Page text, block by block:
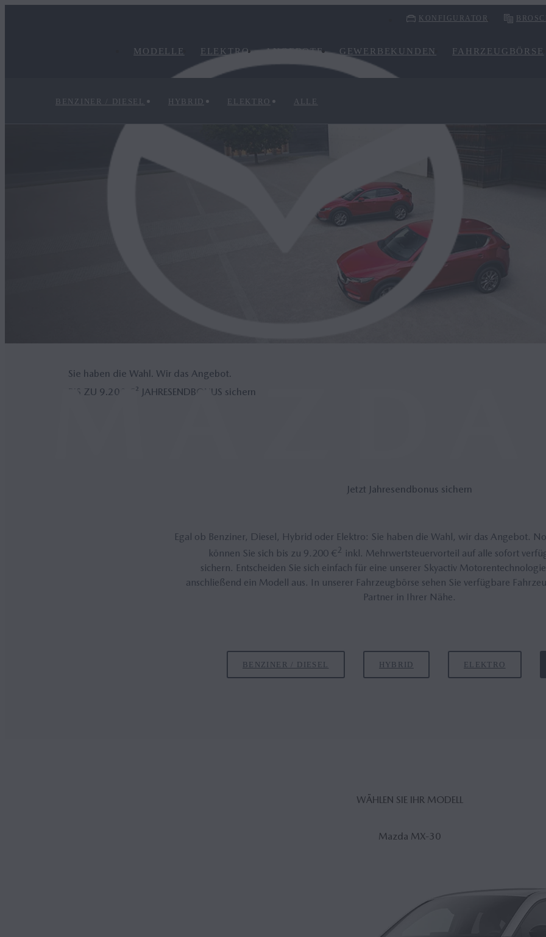
KONFIGURATOR
MODELLE ELEKTRO ANGEBOTE GEWERBEKUNDEN FAHRZEUGBÖRSE
BENZINER / DIESEL HYBRID ELEKTRO ALLE
Sie haben die Wahl. Wir das Angebot.
BIS ZU 9.200 €² JAH­RESEND­BO­NUS sichern
Jetzt Jah­resend­bo­nus si­chern
Egal ob Benziner, Diesel, Hybrid oder Elektro: Sie haben die Wahl, wir das Angebot.
können Sie sich bis zu 9.200 € 2 inkl. Mehrwertsteuervorteil auf alle sofort
sichern. Entscheiden Sie sich einfach für eine unserer Skyactiv
anschließend ein Modell aus. In unserer Fahrzeugbörse sehen Sie verfügbare
Partner in Ihrer Nähe.
BENZINER / DIESEL HYBRID ELEKTRO
WÄHLEN SIE IHR MODELL
Mazda MX‑30